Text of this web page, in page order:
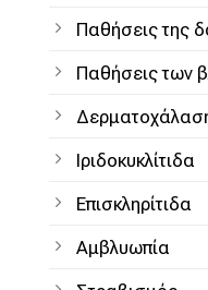
Παθήσεις της
Παθήσεις των
Ιριδοκυκλίτιδα
Επισκληρίτιδα
Αμβλυωπία